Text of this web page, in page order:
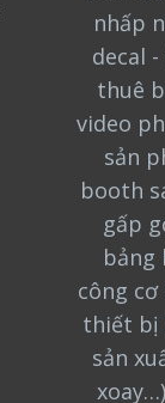
nhấp
decal
thuê
video
sản
booth
gấp
bảng
công
thiết bị
sản